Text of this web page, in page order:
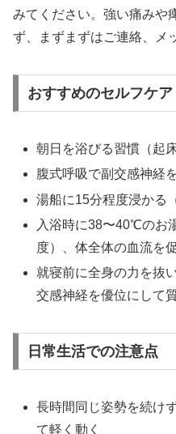
みてください。強い痛みや
ず、まずまずはご連絡、メ
おすすめのセルフケア
朝日を浴びる習慣（起
腹式呼吸で副交感神経
湯船に15分程度浸かる
入浴時に38〜40℃のお
度）、体全体の血流を
就寝前に全身の力を抜
交感神経を優位にして
日常生活での注意点
長時間同じ姿勢を続け
て軽く動く